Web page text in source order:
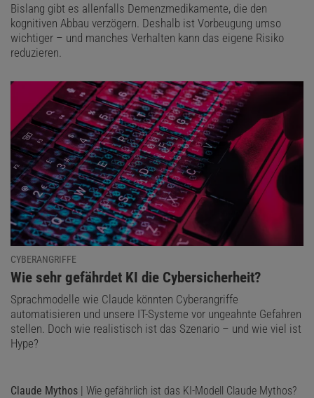
Bislang gibt es allenfalls Demenzmedikamente, die den
kognitiven Abbau verzögern. Deshalb ist Vorbeugung umso
wichtiger – und manches Verhalten kann das eigene Risiko
reduzieren.
CYBERANGRIFFE
:
Wie sehr gefährdet KI die Cybersicherheit?
Sprachmodelle wie Claude könnten Cyberangriffe
automatisieren und unsere IT-Systeme vor ungeahnte Gefahren
stellen. Doch wie realistisch ist das Szenario – und wie viel ist
Hype?
Claude Mythos | Wie gefährlich ist das KI-Modell Claude Mythos?